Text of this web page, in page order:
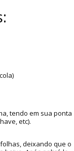
tendo em sua ponta
etc).
deixando que o